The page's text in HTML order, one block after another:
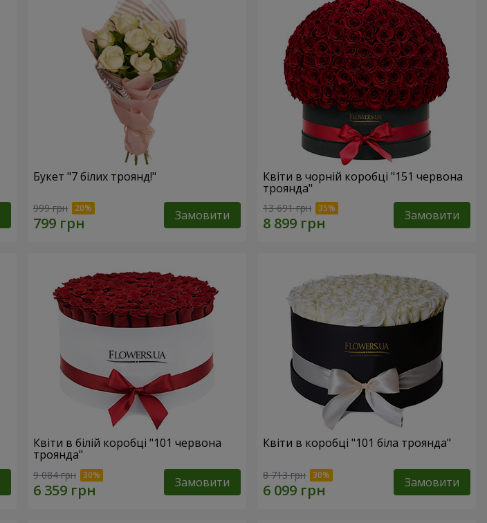
Букет "7 білих троянд!"
999 грн Замовити
Квіти в чорній коробці "151 червона
троянда"
13 691 грн Замовити
Квіти в білій коробці "101 червона
троянда"
9 084 грн Замовити
Квіти в коробці "101 біла троянда"
8 713 грн Замовити